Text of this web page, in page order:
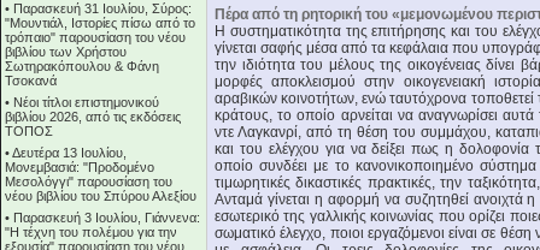
• Παρασκευή 31 Ιουλίου, Σύρος:
"Μουντιάλ, Ιστορίες πίσω από το
τρόπαιο" παρουσίαση του νέου
βιβλίου των Χρήστου
Σωτηρακόπουλου & Φάνη
Τσοκανά
• Νέοι τίτλοι επιστημονικού
βιβλίου 2026, από τις εκδόσεις
ΤΟΠΟΣ
•Δευτέρα 13 Ιουλίου,
Μονεμβασιά: "Προδομένο
Μεσολόγγι" παρουσίαση του
νέου βιβλίου του Σπύρου Αλεξίου
• Παρασκευή 3 Ιουλίου, Γιάννενα:
"Η τέχνη του πολέμου για την
εξουσία" παρουσίαση του νέου
Πέρα από τη ρητορική του «μεμονωμένου
Η συστηματικότητα της επιτήρησης και του
γίνεται σαφής μέσα από τα κεφάλαια που
την ιδιότητα του μέλους της οικογένειας δίνει
μορφές αποκλεισμού στην οικογενειακή
αραβικών κοινοτήτων, ενώ ταυτόχρονα
κράτους, το οποίο αρνείται να αναγνωρίσει
ντε Λαγκανρί, από τη θέση του συμμάχου,
και του ελέγχου για να δείξει πως η
οποίο συνδέει με το κανονικοποιημένο
τιμωρητικές δικαστικές πρακτικές, την
Ανταμά γίνεται η αφορμή να συζητηθεί
εσωτερικό της γαλλικής κοινωνίας που ορίζει
σωματικό έλεγχο, ποιοι εργαζόμενοι είναι σε